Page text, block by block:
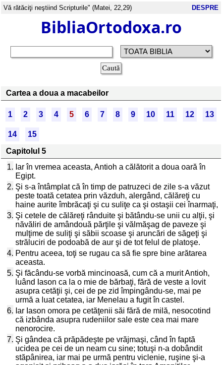
Vă rătăciţi neştiind Scripturile" (Matei, 22,29) DESPRE
BibliaOrtodoxa.ro
Cartea a doua a macabeilor
1 2 3 4 5 6 7 8 9 10 11 12 13
14
15
Capitolul 5
1. Iar în vremea aceasta, Antioh a călătorit a doua oară în
Egipt.
2. Şi s-a întâmplat că în timp de patruzeci de zile s-a văzut
peste toată cetatea prin văzduh, alergând, călăreţi cu
haine aurite îmbrăcaţi şi cu suliţe ca şi ostaşii cei înarmaţi,
3. Şi cetele de călăreţi rânduite şi bătându-se unii cu alţii, şi
năvăliri de amândouă părţile şi vălmăşag de paveze şi
mulţime de suliţi şi săbii scoase şi aruncări de săgeţi şi
străluciri de podoabă de aur şi de tot felul de platoşe.
4. Pentru aceea, toţi se rugau ca să fie spre bine arătarea
aceasta.
5. Şi făcându-se vorbă mincinoasă, cum că a murit Antioh,
luând Iason ca la o mie de bărbaţi, fără de veste a lovit
asupra cetăţii şi, cei de pe zid împingându-se, mai pe
urmă a luat cetatea, iar Menelau a fugit în castel.
6. Iar Iason omora pe cetăţenii săi fără de milă, nesocotind
că izbânda asupra rudeniilor sale este cea mai mare
nenorocire.
7. Şi gândea că prăpădeşte pe vrăjmaşi, când în faptă
ucidea pe cei de un neam cu sine; totuşi n-a dobândit
stăpânirea, iar mai pe urmă pentru viclenie, ruşine şi-a